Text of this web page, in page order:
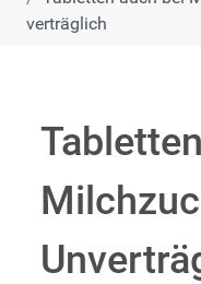
verträglich